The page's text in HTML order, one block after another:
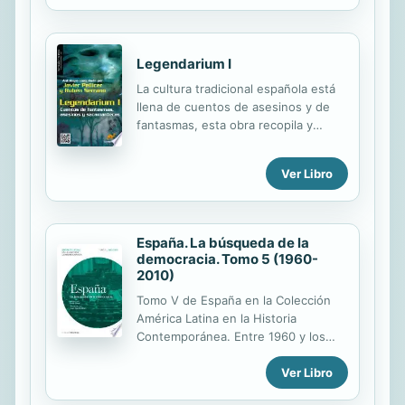
Legendarium I
La cultura tradicional española está
llena de cuentos de asesinos y de
fantasmas, esta obra recopila y
leyendas españolas son diversas y
manifiestan la pluralidad del acervo
cultural español ya que tienen origen
pero en su origen todas estaban al
servicio de las creencias de la época.
Legendarium I. Cuentos de
actualizan estas leyendas y nos las
presentan sin fines socializadores,
solamente con la lúdica intención de
hacernos pasar miedo. El libro está
Ver Libro
España. La búsqueda de la
democracia. Tomo 5 (1960-
2010)
Tomo V de España en la Colección
América Latina en la Historia
Contemporánea. Entre 1960 y los
comienzos del siglo XXI, España ha
experimentado transformaciones
profundas que se relatan en este
Ver Libro